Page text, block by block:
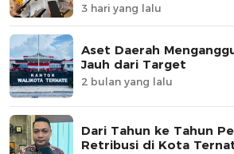
3 hari yang lalu
Aset Daerah
Jauh dari Target
2 bulan yang lalu
Dari Tahun ke Tahun
Retribusi di Kota